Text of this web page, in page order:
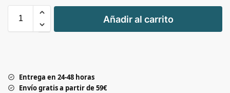
+
-
Añadir al carrito
Entrega en 24-48 horas
Envío gratis a partir de 59€